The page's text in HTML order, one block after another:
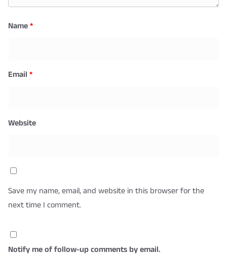
Name*
Email *
Website
Save my name, email, and website in this browser for the
next time I comment.
Notify me of follow-up comments by email.